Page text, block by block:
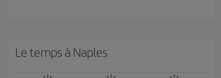
Le temps à Naples